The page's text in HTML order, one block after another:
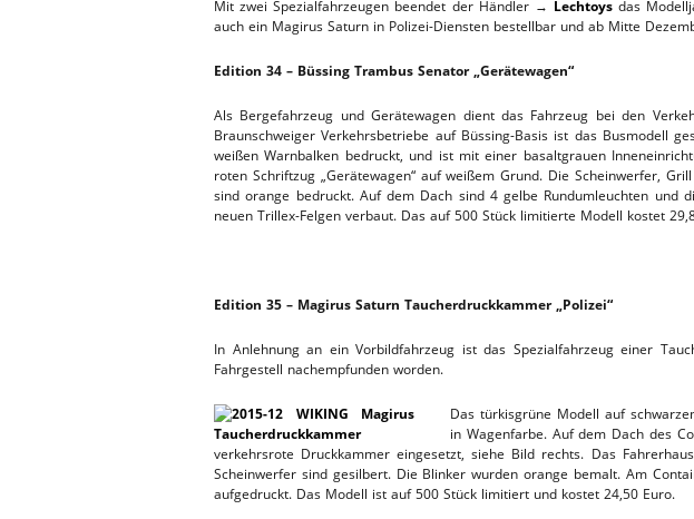
WERKSTATTHOF
ERSATZTEIL-SERVICE
HEBEBÜHNE 2020
HEBEBÜHNE 2018
Mit zwei Spezialfahrzeugen beendet der Händler → Lechtoysdas
auch ein Magirus Saturn in Polizei-Diensten bestellbar und ab Mitte
Edition 34 – Büssing Trambus Senator „Gerätewagen“
Als Bergefahrzeug und Gerätewagen dient das Fahrzeug bei den
Braunschweiger Verkehrsbetriebe auf Büssing-Basis ist das Busmodell
weißen Warnbalken bedruckt, und ist mit einer basaltgrauen
roten Schriftzug „Gerätewagen“ auf weißem Grund. Die Scheinwerfer,
sind orange bedruckt. Auf dem Dach sind 4 gelbe Rundumleuchten und
neuen Trillex-Felgen verbaut. Das auf 500 Stück limitierte Modell kostet
Edition 35 – Magirus Saturn Taucherdruckkammer „Polizei“
In Anlehnung an ein Vorbildfahrzeug ist das Spezialfahrzeug einer
Fahrgestell nachempfunden worden.
Das türkisgrüne Modell auf
in Wagenfarbe. Auf dem Dach des
verkehrsrote Druckkammer eingesetzt, siehe Bild rechts. Das
Scheinwerfer sind gesilbert. Die Blinker wurden orange bemalt. Am
aufgedruckt. Das Modell ist auf 500 Stück limitiert und kostet 24,50 Euro.